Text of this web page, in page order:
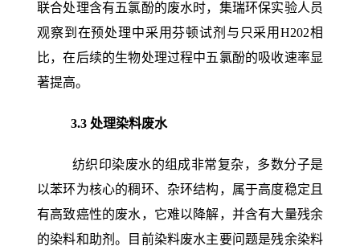
联合处理含有五氯酚的废水时，集瑞环保实验人员
观察到在预处理中采用芬顿试剂与只采用H202相
比，在后续的生物处理过程中五氯酚的吸收速率显
著提高。
3.3 处理染料废水
纺织印染废水的组成非常复杂，多数分子是
以苯环为核心的稠环、杂环结构，属于高度稳定且
有高致癌性的废水，它难以降解，并含有大量残余
的染料和助剂。目前染料废水主要问题是残余染料